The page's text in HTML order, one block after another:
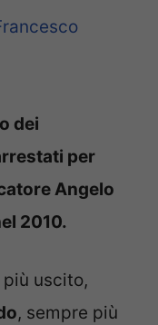
dei
per
Angelo
2010.
più uscito,
, sempre più